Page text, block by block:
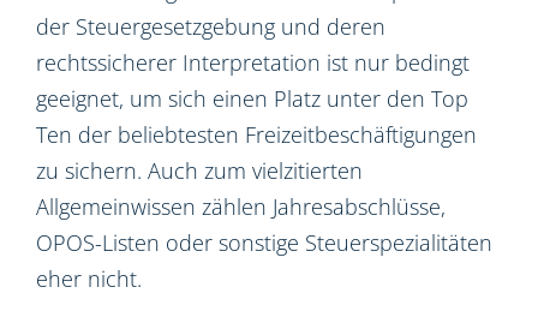
der Steuergesetzgebung und deren
rechtssicherer Interpretation ist nur bedingt
geeignet, um sich einen Platz unter den Top
Ten der beliebtesten Freizeitbeschäftigungen
zu sichern. Auch zum vielzitierten
Allgemeinwissen zählen Jahresabschlüsse,
OPOS-Listen oder sonstige Steuerspezialitäten
eher nicht.